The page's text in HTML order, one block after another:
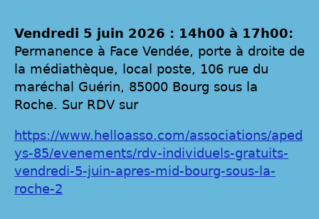
Vendredi 5 juin 2026 : 14h00 à 17h00:
Permanence à Face Vendée, porte à droite de
la médiathèque, local poste, 106 rue du
maréchal Guérin, 85000 Bourg sous la
Roche. Sur RDV sur
https://www.helloasso.com/associations/aped
ys-85/evenements/rdv-individuels-gratuits-
vendredi-5-juin-apres-mid-bourg-sous-la-
roche-2